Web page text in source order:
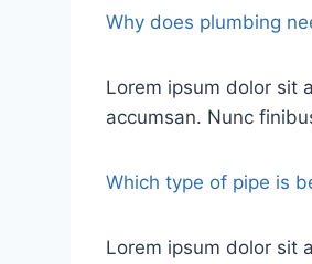
Why does plumbing
Lorem ipsum dolor sit
accumsan. Nunc
Which type of pipe is
Lorem ipsum dolor sit